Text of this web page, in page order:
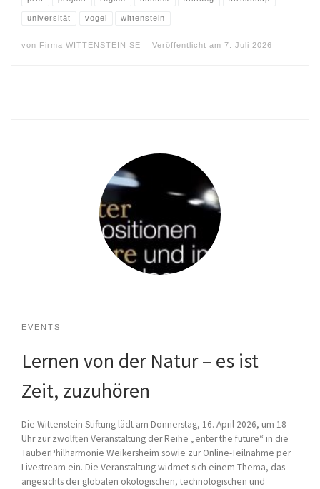
universität vogel wittenstein
von Firma WITTENSTEIN SE Veröffentlicht am 7. Juli 2026
EVENTS
Lernen von der Natur – es ist
Zeit, zuzuhören
Die Wittenstein Stiftung lädt am Donnerstag, 16. April 2026, um 18
Uhr zur zwölften Veranstaltung der Reihe „enter the future“ in die
TauberPhilharmonie Weikersheim sowie zur Online-Teilnahme per
Livestream ein. Die Veranstaltung widmet sich einem Thema, das
angesichts der globalen ökologischen, technologischen und